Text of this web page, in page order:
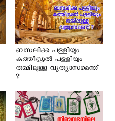
ബസലിക്ക പള്ളിയും
കത്തീഡ്രല്‍ പള്ളിയും
തമ്മിലുള്ള വ്യത്യാസമെന്ത്
?